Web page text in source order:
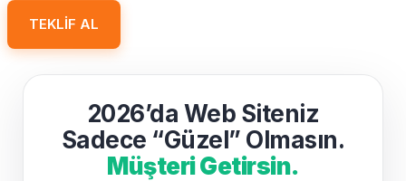
TEKLIF AL
2026’da Web Siteniz
Sadece “Güzel” Olmasın.
Müşteri Getirsin.